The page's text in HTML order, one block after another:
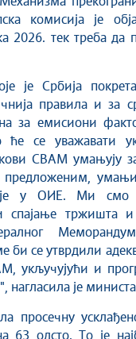
комисија је
2026. тек треба да
је Србија
правила и за
за емисиони
ће се уважавати
CBAM умањују
предложеним,
у ОИЕ. Ми
спајање тржишта и
би се утврдили
укључујући и
нагласила је
просечну
63 одсто. То је